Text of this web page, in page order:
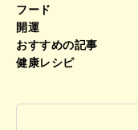
フード
開運
おすすめの記事
健康レシピ